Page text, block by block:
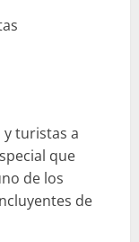
y turistas a
que
de los
de